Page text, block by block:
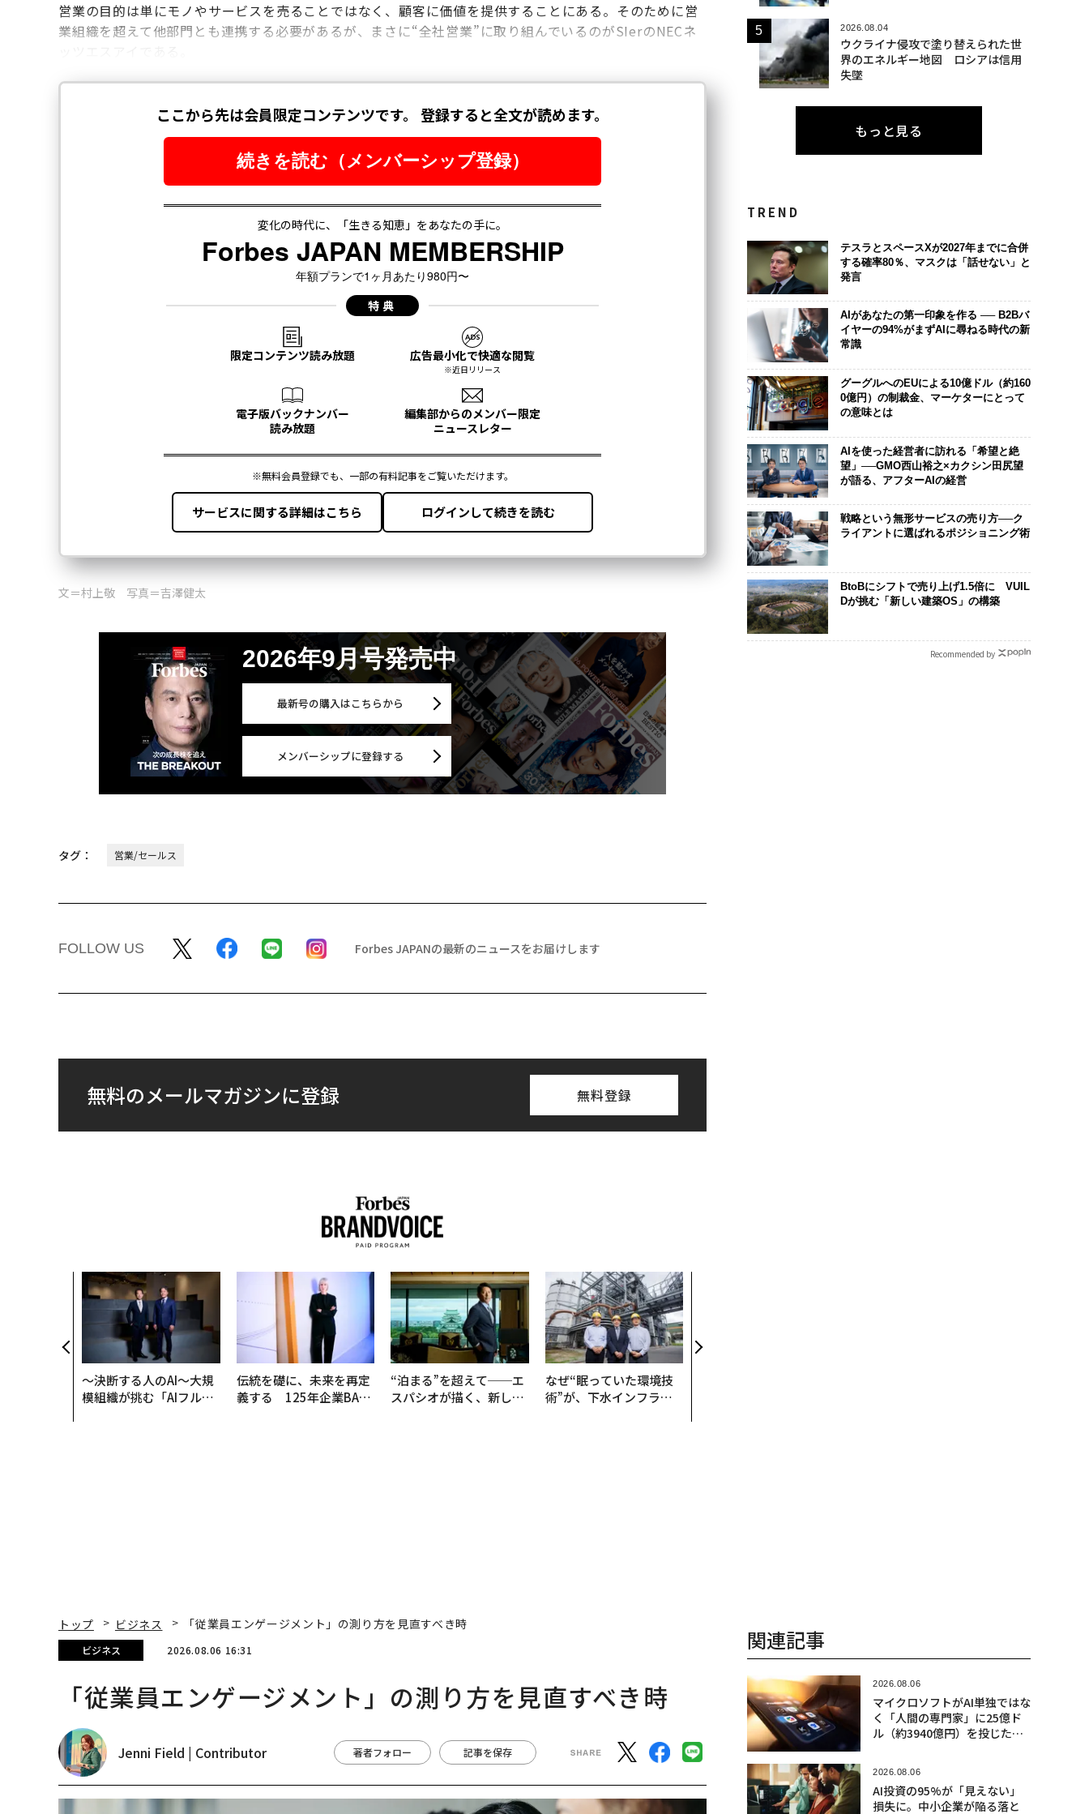
営業の目的は単にモノやサービスを売ることではなく、顧客に価値を提供することにある。そのために営
業組織を超えて他部門とも連携する必要があるが、まさに“全社営業”に取り組んでいるのがSIerのNECネ
文＝村上敬 写真＝吉澤健太
2026年9月号発売中
最新号の購入はこちらから
メンバーシップに登録する
タグ： 営業/セールス
FOLLOW US Forbes JAPANの最新のニュースをお届けします
無料のメールマガジンに登録 無料登録
〜決断する人のAI〜大規
模組織が挑む「AIフル実
伝統を礎に、未来を再定
義する 125年企業BAT
“泊まる”を超えて──エ
スパシオが描く、新しい
なぜ“眠っていた環境技
術”が、下水インフラを
2026.08.04
ウクライナ侵攻で塗り替えられた世
界のエネルギー地図 ロシアは信用
失墜
もっと見る
TREND
テスラとスペースXが2027年までに合併
する確率80％、マスクは「話せない」と
発言
AIがあなたの第一印象を作る ── B2Bバ
イヤーの94%がまずAIに尋ねる時代の新
常識
グーグルへのEUによる10億ドル（約160
0億円）の制裁金、マーケターにとって
の意味とは
AIを使った経営者に訪れる「希望と絶
望」──GMO西山裕之×カクシン田尻望
が語る、アフターAIの経営
戦略という無形サービスの売り方──ク
ライアントに選ばれるポジショニング術
BtoBにシフトで売り上げ1.5倍に VUIL
Dが挑む「新しい建築OS」の構築
Recommended by
トップ ビジネス 「従業員エンゲージメント」の測り方を見直すべき時
ビジネス 2026.08.06 16:31
「従業員エンゲージメント」の測り方を見直すべき時
Jenni Field | Contributor 著者フォロー 記事を保存
関連記事
2026.08.06
マイクロソフトがAI単独ではな
く「人間の専門家」に25億ド
ル（約3940億円）を投じた理
2026.08.06
AI投資の95%が「見えない」
損失に。中小企業が陥る落と